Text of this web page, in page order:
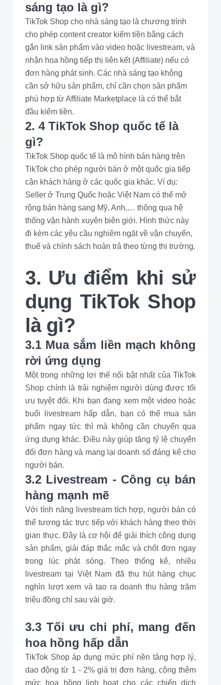
sáng tạo là gì?
TikTok Shop cho nhà sáng tạo là chương trình
cho phép content creator kiếm tiền bằng cách
gắn link sản phẩm vào video hoặc livestream, và
nhận hoa hồng tiếp thị liên kết (Affiliate) nếu có
đơn hàng phát sinh. Các nhà sáng tạo không
cần sở hữu sản phẩm, chỉ cần chọn sản phẩm
phù hợp từ Affiliate Marketplace là có thể bắt
đầu kiếm tiền.
2. 4 TikTok Shop quốc tế là
gì?
TikTok Shop quốc tế là mô hình bán hàng trên
TikTok cho phép người bán ở một quốc gia tiếp
cận khách hàng ở các quốc gia khác. Ví dụ:
Seller ở Trung Quốc hoặc Việt Nam có thể mở
rộng bán hàng sang Mỹ, Anh,… thông qua hệ
thống vận hành xuyên biên giới. Hình thức này
đi kèm các yêu cầu nghiêm ngặt về vận chuyển,
thuế và chính sách hoàn trả theo từng thị trường.
3. Ưu điểm khi sử
dụng TikTok Shop
là gì?
3.1 Mua sắm liền mạch không
rời ứng dụng
Một trong những lợi thế nổi bật nhất của TikTok
Shop chính là trải nghiệm người dùng được tối
ưu tuyệt đối. Khi bạn đang xem một video hoặc
buổi livestream hấp dẫn, bạn có thể mua sản
phẩm ngay tức thì mà không cần chuyển qua
ứng dụng khác. Điều này giúp tăng tỷ lệ chuyển
đổi đơn hàng và mang lại doanh số đáng kể cho
người bán.
3.2 Livestream - Công cụ bán
hàng mạnh mẽ
Với tính năng livestream tích hợp, người bán có
thể tương tác trực tiếp với khách hàng theo thời
gian thực. Đây là cơ hội để giải thích công dụng
sản phẩm, giải đáp thắc mắc và chốt đơn ngay
trong lúc phát sóng. Theo thống kê, nhiều
livestream tại Việt Nam đã thu hút hàng chục
nghìn lượt xem và tạo ra doanh thu hàng trăm
triệu đồng chỉ sau vài giờ.
3.3 Tối ưu chi phí, mang đến
hoa hồng hấp dẫn
TikTok Shop áp dụng mức phí nền tảng hợp lý,
dao động từ 1 - 2% giá trị đơn hàng, cộng thêm
mức hoa hồng linh hoạt cho các chiến dịch